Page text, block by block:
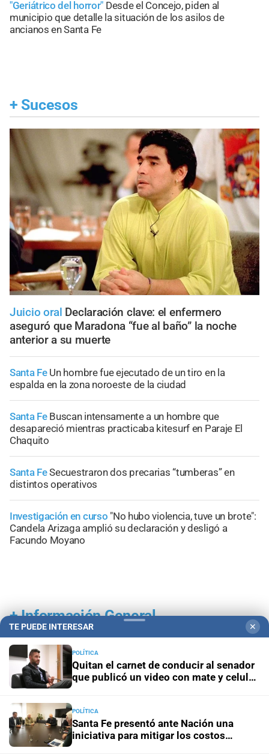
"Geriátrico del horror" Desde el Concejo, piden al
municipio que detalle la situación de los asilos de
ancianos en Santa Fe
+ Sucesos
Juicio oral Declaración clave: el enfermero
aseguró que Maradona “fue al baño” la noche
anterior a su muerte
Santa Fe Un hombre fue ejecutado de un tiro en la
espalda en la zona noroeste de la ciudad
Santa Fe Buscan intensamente a un hombre que
desapareció mientras practicaba kitesurf en Paraje El
Chaquito
Santa FeSecuestraron dos precarias “tumberas” en
distintos operativos
Investigación en curso "No hubo violencia, tuve un brote":
Candela Arizaga amplió su declaración y desligó a
Facundo Moyano
+Información General
TE PUEDE INTERESAR ✕
POLÍTICA
Quitan el carnet de conducir al senador
que publicó un video con mate y celular
POLÍTICA
Santa Fe presentó ante Nación una
iniciativa para mitigar los costos